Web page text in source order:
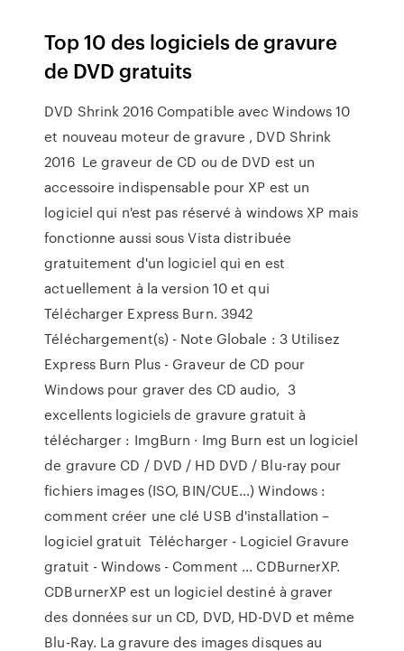
Top 10 des logiciels de gravure
de DVD gratuits
DVD Shrink 2016 Compatible avec Windows 10
et nouveau moteur de gravure , DVD Shrink
2016 Le graveur de CD ou de DVD est un
accessoire indispensable pour XP est un
logiciel qui n'est pas réservé à windows XP mais
fonctionne aussi sous Vista distribuée
gratuitement d'un logiciel qui en est
actuellement à la version 10 et qui
Télécharger Express Burn. 3942
Téléchargement(s) - Note Globale : 3 Utilisez
Express Burn Plus - Graveur de CD pour
Windows pour graver des CD audio, 3
excellents logiciels de gravure gratuit à
télécharger : ImgBurn · Img Burn est un logiciel
de gravure CD / DVD / HD DVD / Blu-ray pour
fichiers images (ISO, BIN/CUE…) Windows :
comment créer une clé USB d'installation –
logiciel gratuit Télécharger - Logiciel Gravure
gratuit - Windows - Comment ... CDBurnerXP.
CDBurnerXP est un logiciel destiné à graver
des données sur un CD, DVD, HD-DVD et même
Blu-Ray. La gravure des images disques au